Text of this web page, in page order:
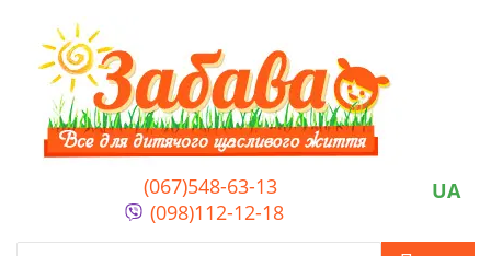
(067)548-63-13
(098)112-12-18
UA